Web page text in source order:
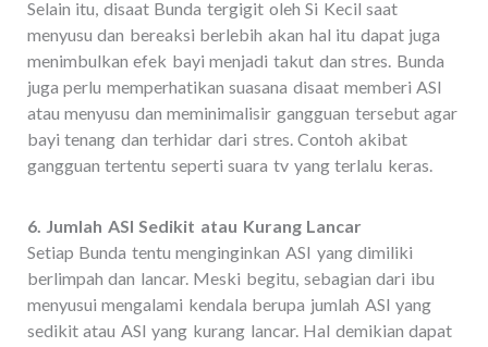
Selain itu, disaat Bunda tergigit oleh Si Kecil saat
menyusu dan bereaksi berlebih akan hal itu dapat juga
menimbulkan efek bayi menjadi takut dan stres. Bunda
juga perlu memperhatikan suasana disaat memberi ASI
atau menyusu dan meminimalisir gangguan tersebut agar
bayi tenang dan terhidar dari stres. Contoh akibat
gangguan tertentu seperti suara tv yang terlalu keras.
6. Jumlah ASI Sedikit atau Kurang Lancar
Setiap Bunda tentu menginginkan ASI yang dimiliki
berlimpah dan lancar. Meski begitu, sebagian dari ibu
menyusui mengalami kendala berupa jumlah ASI yang
sedikit atau ASI yang kurang lancar. Hal demikian dapat